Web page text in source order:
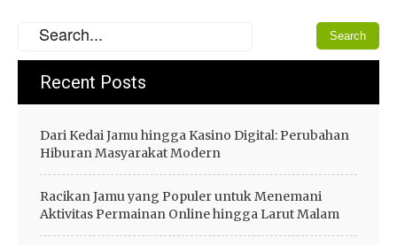
Recent Posts
Dari Kedai Jamu hingga Kasino Digital: Perubahan
Hiburan Masyarakat Modern
Racikan Jamu yang Populer untuk Menemani
Aktivitas Permainan Online hingga Larut Malam